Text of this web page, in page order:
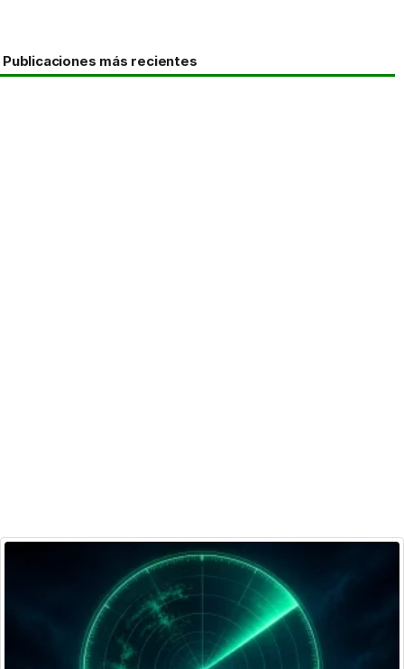
Publicaciones más recientes